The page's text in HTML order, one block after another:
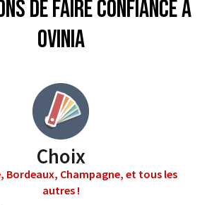
de faire confiance à
Ovinia
Choix
Bordeaux, Champagne, et tous les
autres !